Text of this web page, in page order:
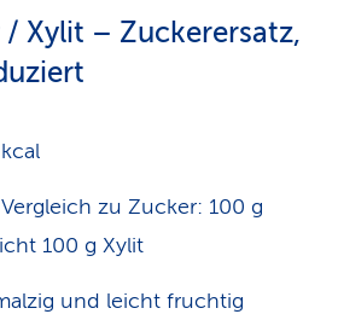
/ Xylit – Zuckerersatz,
zu Zucker: 100 g
100 g Xylit
und leicht fruchtig